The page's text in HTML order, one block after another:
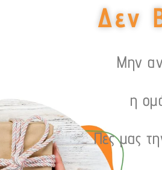
Δεν
Μην
η
Πες μας